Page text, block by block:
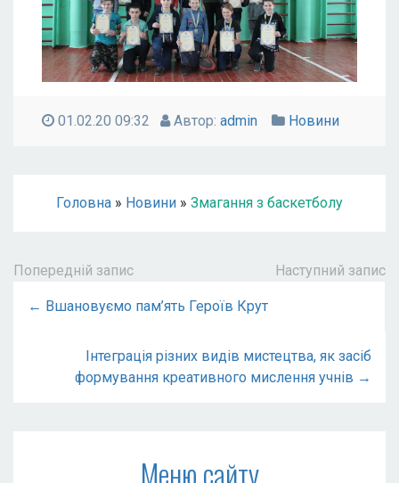
01.02.20 09:32 Автор: admin Новини
Головна » Новини » Змагання з баскетболу
Попередній запис Наступний запис
← Вшановуємо пам’ять Героїв Крут
Інтеграція різних видів мистецтва, як засіб
формування креативного мислення учнів →
Меню сайту